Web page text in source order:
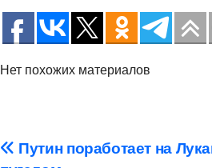
Нет похожих материалов
Навигация
Путин поработает на